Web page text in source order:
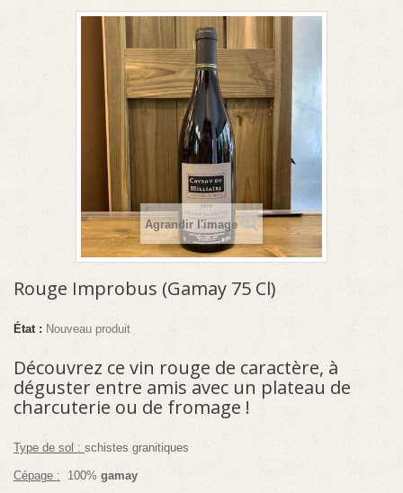
Agrandir l'image
Rouge Improbus (Gamay 75 Cl)
État : Nouveau produit
Découvrez ce vin rouge de caractère, à
déguster entre amis avec un plateau de
charcuterie ou de fromage !
Type de sol : schistes granitiques
Cépage : 100% gamay